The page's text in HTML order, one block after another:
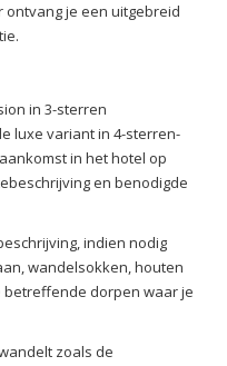
ontvang je een uitgebreid
in 3-sterren
luxe variant in 4-sterren-
in het hotel op
en benodigde
indien nodig
wandelsokken, houten
dorpen waar je
zoals de